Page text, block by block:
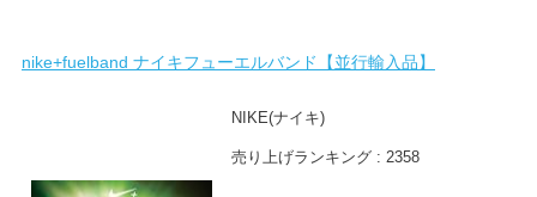
nike+fuelband ナイキフューエルバンド【並行輸入品】
NIKE(ナイキ)
売り上げランキング : 2358